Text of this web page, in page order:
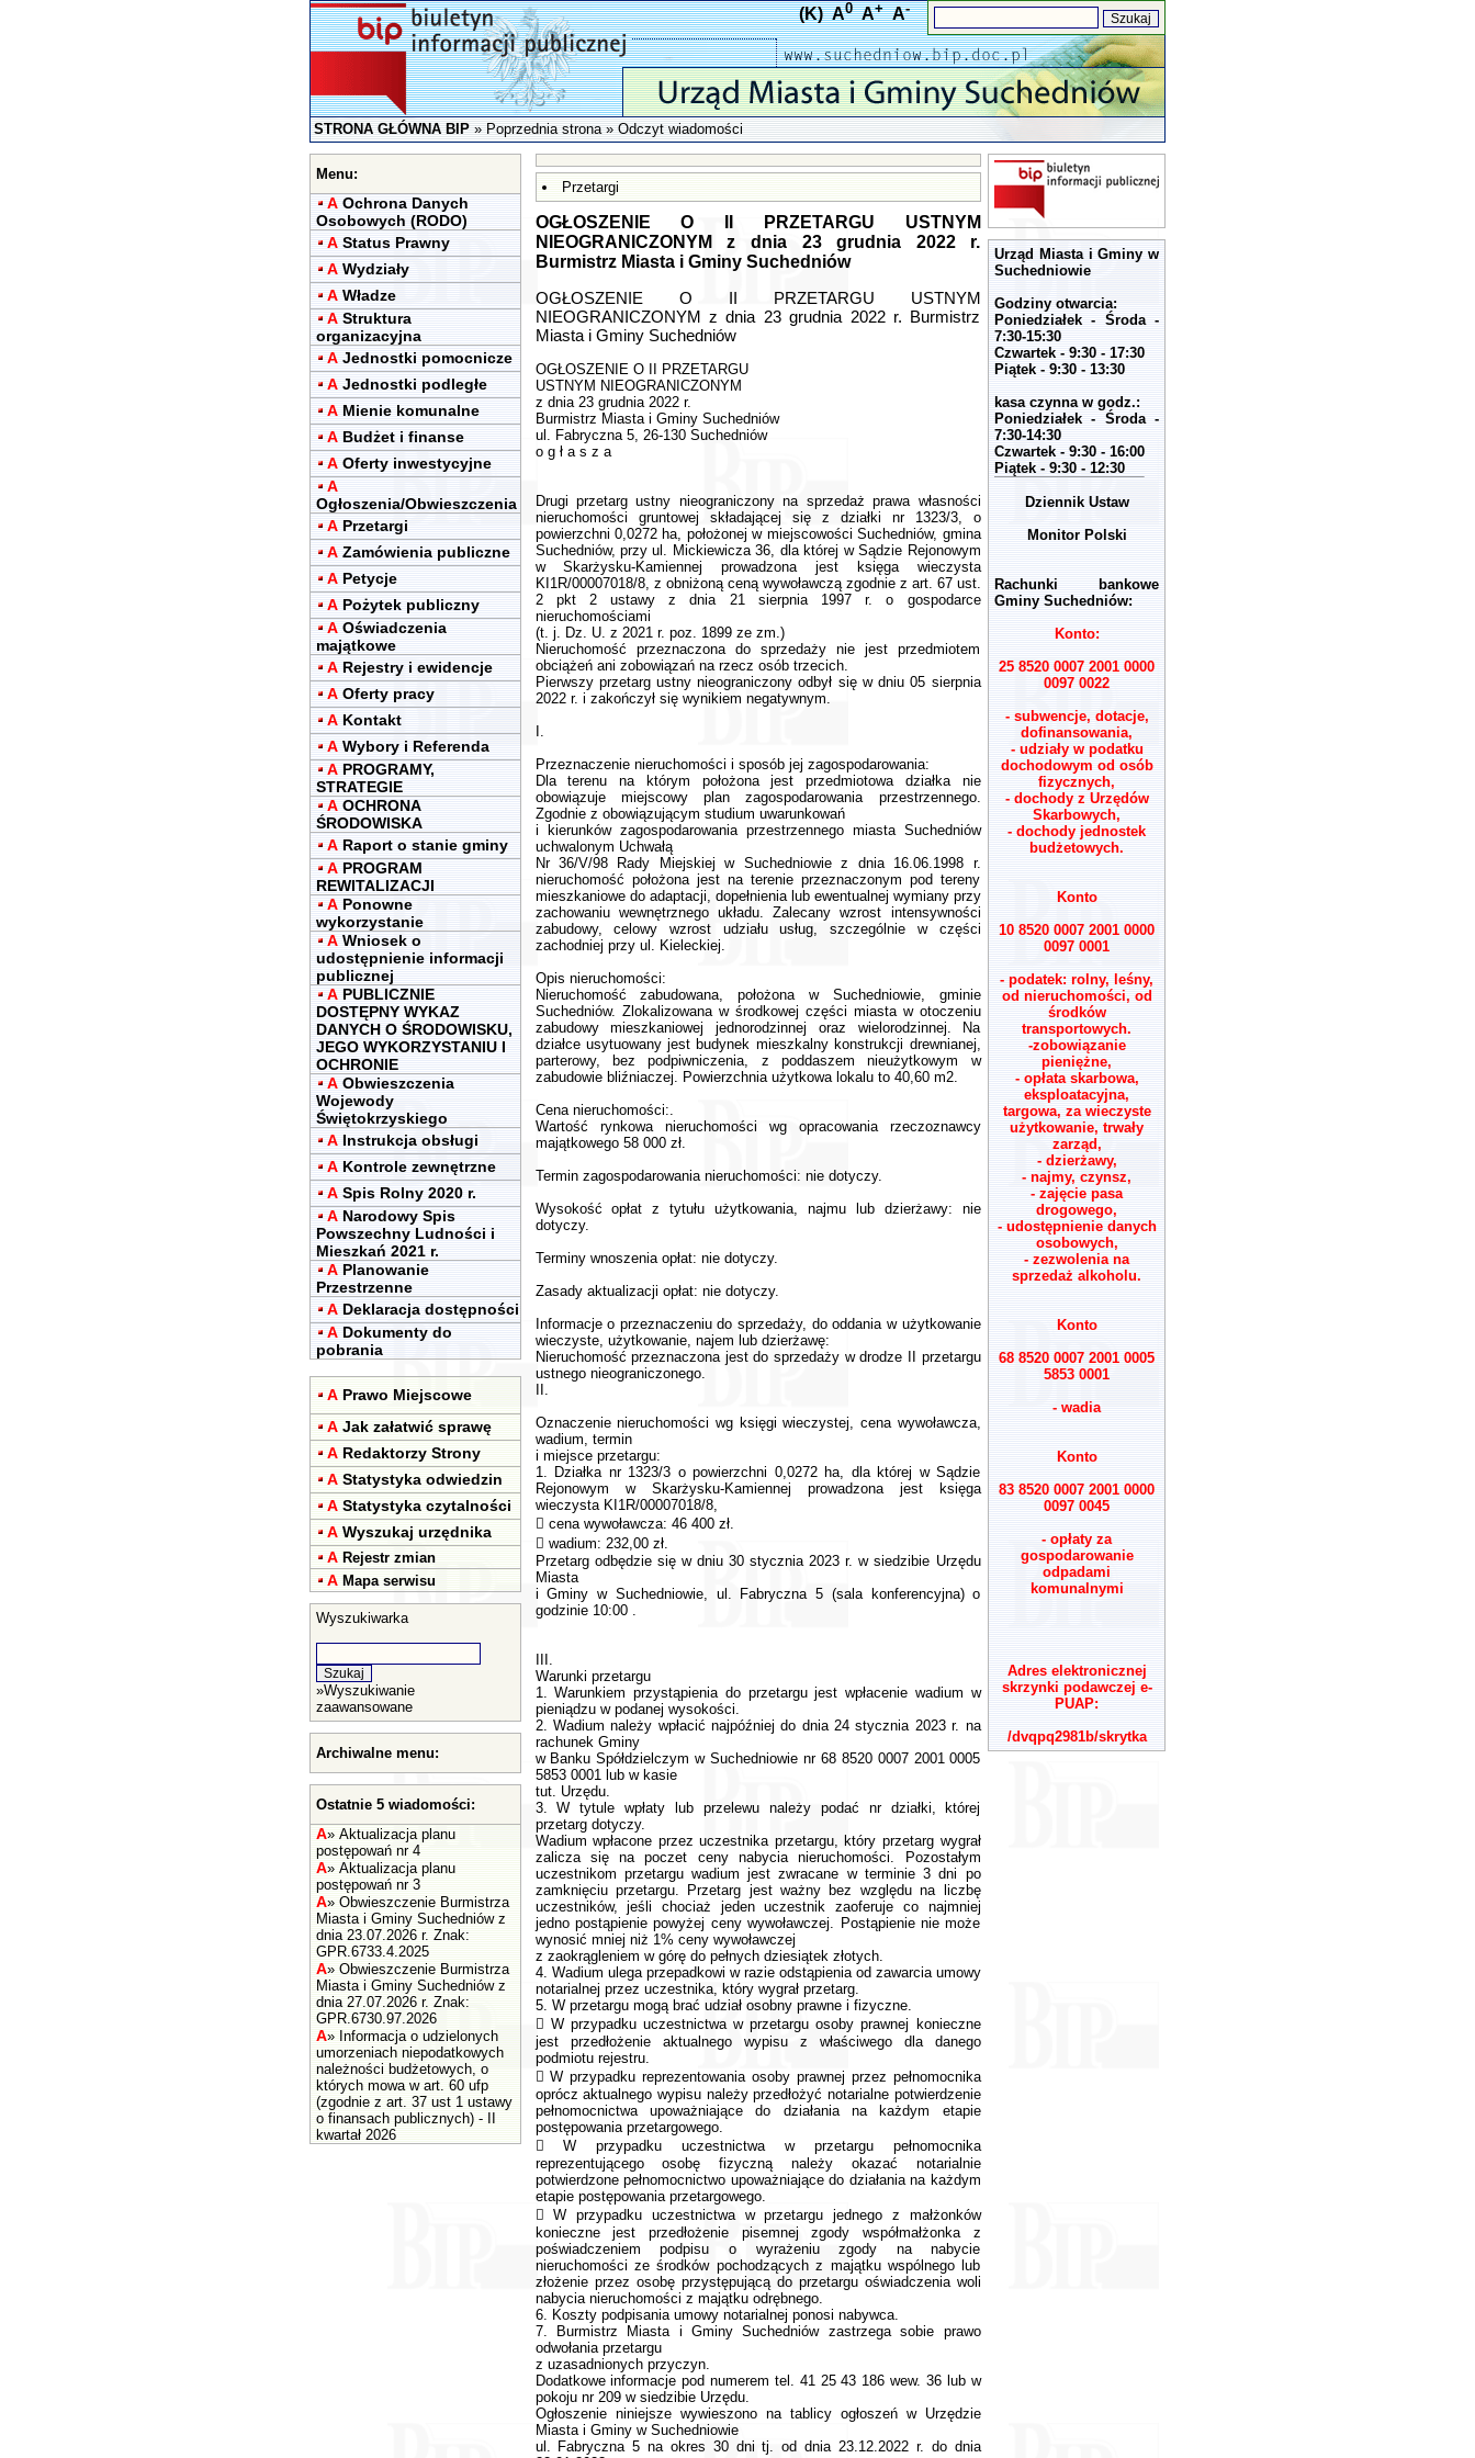
(K) A0 A+ A-
STRONA GŁÓWNA BIP»Poprzednia strona» Odczyt wiadomości
Menu:
A Ochrona Danych
Osobowych (RODO)
A Status Prawny
A Wydziały
A Władze
A Struktura
organizacyjna
A Jednostki pomocnicze
A Jednostki podległe
A Mienie komunalne
A Budżet i finanse
A Oferty inwestycyjne
A
Ogłoszenia/Obwieszczenia
A Przetargi
A Zamówienia publiczne
A Petycje
A Pożytek publiczny
A Oświadczenia
majątkowe
A Rejestry i ewidencje
A Oferty pracy
A Kontakt
A Wybory i Referenda
A PROGRAMY,
STRATEGIE
A OCHRONA
ŚRODOWISKA
A Raport o stanie gminy
A PROGRAM
REWITALIZACJI
A Ponowne
wykorzystanie
A Wniosek o
udostępnienie informacji
publicznej
A PUBLICZNIE
DOSTĘPNY WYKAZ
DANYCH O ŚRODOWISKU,
JEGO WYKORZYSTANIU I
OCHRONIE
A Obwieszczenia
Wojewody
Świętokrzyskiego
A Instrukcja obsługi
A Kontrole zewnętrzne
A Spis Rolny 2020 r.
A Narodowy Spis
Powszechny Ludności i
Mieszkań 2021 r.
A Planowanie
Przestrzenne
A Deklaracja dostępności
A Dokumenty do
pobrania
A Prawo Miejscowe
A Jak załatwić sprawę
A Redaktorzy Strony
A Statystyka odwiedzin
A Statystyka czytalności
A Wyszukaj urzędnika
A Rejestr zmian
A Mapa serwisu
Wyszukiwarka
»Wyszukiwanie
zaawansowane
Archiwalne menu:
Ostatnie 5 wiadomości:
A» Aktualizacja planu
postępowań nr 4
A» Aktualizacja planu
postępowań nr 3
A» Obwieszczenie Burmistrza
Miasta i Gminy Suchedniów z
dnia 23.07.2026 r. Znak:
GPR.6733.4.2025
A» Obwieszczenie Burmistrza
Miasta i Gminy Suchedniów z
dnia 27.07.2026 r. Znak:
GPR.6730.97.2026
A» Informacja o udzielonych
umorzeniach niepodatkowych
należności budżetowych, o
których mowa w art. 60 ufp
(zgodnie z art. 37 ust 1 ustawy
o finansach publicznych) - II
kwartał 2026
Przetargi
OGŁOSZENIE O II PRZETARGU USTNYM
NIEOGRANICZONYM z dnia 23 grudnia 2022 r.
Burmistrz Miasta i Gminy Suchedniów
OGŁOSZENIE O II PRZETARGU USTNYM
NIEOGRANICZONYM z dnia 23 grudnia 2022 r. Burmistrz
Miasta i Gminy Suchedniów
OGŁOSZENIE O II PRZETARGU
USTNYM NIEOGRANICZONYM
z dnia 23 grudnia 2022 r.
Burmistrz Miasta i Gminy Suchedniów
ul. Fabryczna 5, 26-130 Suchedniów
o g ł a s z a
Drugi przetarg ustny nieograniczony na sprzedaż prawa własności
nieruchomości gruntowej składającej się z działki nr 1323/3, o
powierzchni 0,0272 ha, położonej w miejscowości Suchedniów, gmina
Suchedniów, przy ul. Mickiewicza 36, dla której w Sądzie Rejonowym
w Skarżysku-Kamiennej prowadzona jest księga wieczysta
KI1R/00007018/8, z obniżoną ceną wywoławczą zgodnie z art. 67 ust.
2 pkt 2 ustawy z dnia 21 sierpnia 1997 r. o gospodarce
nieruchomościami
(t. j. Dz. U. z 2021 r. poz. 1899 ze zm.)
Nieruchomość przeznaczona do sprzedaży nie jest przedmiotem
obciążeń ani zobowiązań na rzecz osób trzecich.
Pierwszy przetarg ustny nieograniczony odbył się w dniu 05 sierpnia
2022 r. i zakończył się wynikiem negatywnym.
I.
Przeznaczenie nieruchomości i sposób jej zagospodarowania:
Dla terenu na którym położona jest przedmiotowa działka nie
obowiązuje miejscowy plan zagospodarowania przestrzennego.
Zgodnie z obowiązującym studium uwarunkowań
i kierunków zagospodarowania przestrzennego miasta Suchedniów
uchwalonym Uchwałą
Nr 36/V/98 Rady Miejskiej w Suchedniowie z dnia 16.06.1998 r.
nieruchomość położona jest na terenie przeznaczonym pod tereny
mieszkaniowe do adaptacji, dopełnienia lub ewentualnej wymiany przy
zachowaniu wewnętrznego układu. Zalecany wzrost intensywności
zabudowy, celowy wzrost udziału usług, szczególnie w części
zachodniej przy ul. Kieleckiej.
Opis nieruchomości:
Nieruchomość zabudowana, położona w Suchedniowie, gminie
Suchedniów. Zlokalizowana w środkowej części miasta w otoczeniu
zabudowy mieszkaniowej jednorodzinnej oraz wielorodzinnej. Na
działce usytuowany jest budynek mieszkalny konstrukcji drewnianej,
parterowy, bez podpiwniczenia, z poddaszem nieużytkowym w
zabudowie bliźniaczej. Powierzchnia użytkowa lokalu to 40,60 m2.
Cena nieruchomości:.
Wartość rynkowa nieruchomości wg opracowania rzeczoznawcy
majątkowego 58 000 zł.
Termin zagospodarowania nieruchomości: nie dotyczy.
Wysokość opłat z tytułu użytkowania, najmu lub dzierżawy: nie
dotyczy.
Terminy wnoszenia opłat: nie dotyczy.
Zasady aktualizacji opłat: nie dotyczy.
Informacje o przeznaczeniu do sprzedaży, do oddania w użytkowanie
wieczyste, użytkowanie, najem lub dzierżawę:
Nieruchomość przeznaczona jest do sprzedaży w drodze II przetargu
ustnego nieograniczonego.
II.
Oznaczenie nieruchomości wg księgi wieczystej, cena wywoławcza,
wadium, termin
i miejsce przetargu:
1. Działka nr 1323/3 o powierzchni 0,0272 ha, dla której w Sądzie
Rejonowym w Skarżysku-Kamiennej prowadzona jest księga
wieczysta KI1R/00007018/8,
 cena wywoławcza: 46 400 zł.
 wadium: 232,00 zł.
Przetarg odbędzie się w dniu 30 stycznia 2023 r. w siedzibie Urzędu
Miasta
i Gminy w Suchedniowie, ul. Fabryczna 5 (sala konferencyjna) o
godzinie 10:00 .
III.
Warunki przetargu
1. Warunkiem przystąpienia do przetargu jest wpłacenie wadium w
pieniądzu w podanej wysokości.
2. Wadium należy wpłacić najpóźniej do dnia 24 stycznia 2023 r. na
rachunek Gminy
w Banku Spółdzielczym w Suchedniowie nr 68 8520 0007 2001 0005
5853 0001 lub w kasie
tut. Urzędu.
3. W tytule wpłaty lub przelewu należy podać nr działki, której
przetarg dotyczy.
Wadium wpłacone przez uczestnika przetargu, który przetarg wygrał
zalicza się na poczet ceny nabycia nieruchomości. Pozostałym
uczestnikom przetargu wadium jest zwracane w terminie 3 dni po
zamknięciu przetargu. Przetarg jest ważny bez względu na liczbę
uczestników, jeśli chociaż jeden uczestnik zaoferuje co najmniej
jedno postąpienie powyżej ceny wywoławczej. Postąpienie nie może
wynosić mniej niż 1% ceny wywoławczej
z zaokrągleniem w górę do pełnych dziesiątek złotych.
4. Wadium ulega przepadkowi w razie odstąpienia od zawarcia umowy
notarialnej przez uczestnika, który wygrał przetarg.
5. W przetargu mogą brać udział osobny prawne i fizyczne.
 W przypadku uczestnictwa w przetargu osoby prawnej konieczne
jest przedłożenie aktualnego wypisu z właściwego dla danego
podmiotu rejestru.
 W przypadku reprezentowania osoby prawnej przez pełnomocnika
oprócz aktualnego wypisu należy przedłożyć notarialne potwierdzenie
pełnomocnictwa upoważniające do działania na każdym etapie
postępowania przetargowego.
 W przypadku uczestnictwa w przetargu pełnomocnika
reprezentującego osobę fizyczną należy okazać notarialnie
potwierdzone pełnomocnictwo upoważniające do działania na każdym
etapie postępowania przetargowego.
 W przypadku uczestnictwa w przetargu jednego z małżonków
konieczne jest przedłożenie pisemnej zgody współmałżonka z
poświadczeniem podpisu o wyrażeniu zgody na nabycie
nieruchomości ze środków pochodzących z majątku wspólnego lub
złożenie przez osobę przystępującą do przetargu oświadczenia woli
nabycia nieruchomości z majątku odrębnego.
6. Koszty podpisania umowy notarialnej ponosi nabywca.
7. Burmistrz Miasta i Gminy Suchedniów zastrzega sobie prawo
odwołania przetargu
z uzasadnionych przyczyn.
Dodatkowe informacje pod numerem tel. 41 25 43 186 wew. 36 lub w
pokoju nr 209 w siedzibie Urzędu.
Ogłoszenie niniejsze wywieszono na tablicy ogłoszeń w Urzędzie
Miasta i Gminy w Suchedniowie
ul. Fabryczna 5 na okres 30 dni tj. od dnia 23.12.2022 r. do dnia
Urząd Miasta i Gminy w
Suchedniowie
Godziny otwarcia:
Poniedziałek - Środa -
7:30-15:30
Czwartek - 9:30 - 17:30
Piątek - 9:30 - 13:30
kasa czynna w godz.:
Poniedziałek - Środa -
7:30-14:30
Czwartek - 9:30 - 16:00
Piątek - 9:30 - 12:30
Dziennik Ustaw
Monitor Polski
Rachunki bankowe
Gminy Suchedniów:
Konto:
25 8520 0007 2001 0000
0097 0022
- subwencje, dotacje,
dofinansowania,
- udziały w podatku
dochodowym od osób
fizycznych,
- dochody z Urzędów
Skarbowych,
- dochody jednostek
budżetowych.
Konto
10 8520 0007 2001 0000
0097 0001
- podatek: rolny, leśny,
od nieruchomości, od
środków
transportowych.
-zobowiązanie
pieniężne,
- opłata skarbowa,
eksploatacyjna,
targowa, za wieczyste
użytkowanie, trwały
zarząd,
- dzierżawy,
- najmy, czynsz,
- zajęcie pasa
drogowego,
- udostępnienie danych
osobowych,
- zezwolenia na
sprzedaż alkoholu.
Konto
68 8520 0007 2001 0005
5853 0001
- wadia
Konto
83 8520 0007 2001 0000
0097 0045
- opłaty za
gospodarowanie
odpadami
komunalnymi
Adres elektronicznej
skrzynki podawczej e-
PUAP:
/dvqpq2981b/skrytka